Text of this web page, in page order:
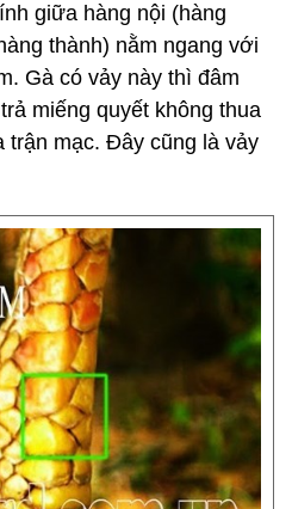
giữa hàng nội (hàng
thành) nằm ngang với
Gà có vảy này thì đâm
miếng quyết không thua
trận mạc. Đây cũng là vảy